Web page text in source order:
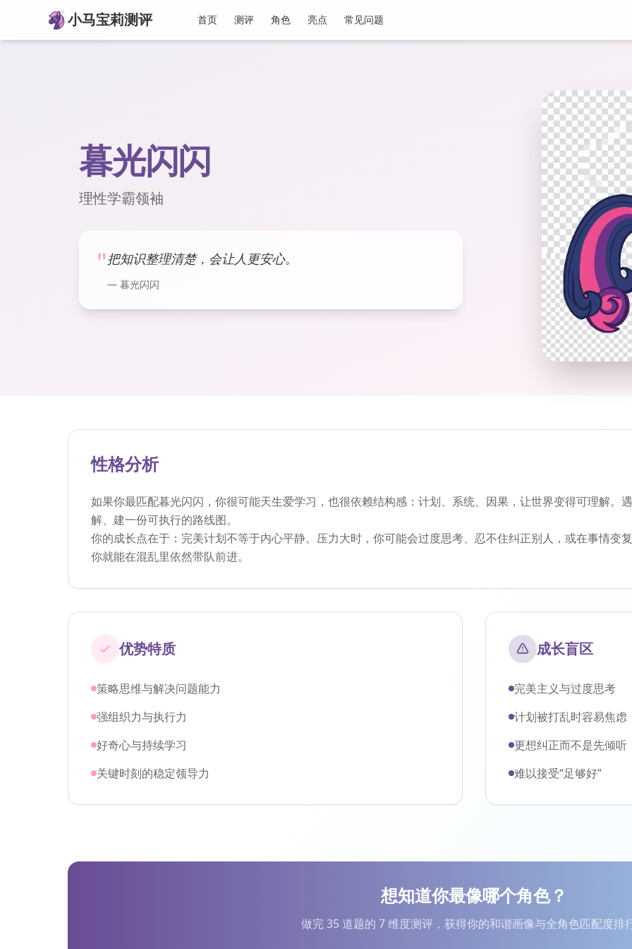
小马宝莉测评 首页 测评 角色 亮点 常见问题
暮光闪闪
理性学霸领袖
"把知识整理清楚，会让人更安心。
— 暮光闪闪
性格分析
如果你最匹配暮光闪闪，你很可能天生爱学习，也很依赖结构感：计划、系统、因果，让世界变得可理解。
解、建一份可执行的路线图。
你的成长点在于：完美计划不等于内心平静。压力大时，你可能会过度思考、忍不住纠正别人，或在事情变
你就能在混乱里依然带队前进。
优势特质
策略思维与解决问题能力
强组织力与执行力
好奇心与持续学习
关键时刻的稳定领导力
成长盲区
完美主义与过度思考
计划被打乱时容易焦虑
更想纠正而不是先倾听
难以接受“足够好”
想知道你最像哪个角色？
做完 35 道题的 7 维度测评，获得你的和谐画像与全角色匹配度排